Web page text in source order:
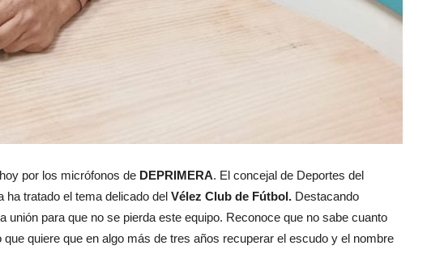
por los micrófonos de DEPRIMERA. El concejal de Deportes del
ha tratado el tema delicado del Vélez Club de Fútbol. Destacando
unión para que no se pierda este equipo. Reconoce que no sabe cuanto
quiere que en algo más de tres años recuperar el escudo y el nombre